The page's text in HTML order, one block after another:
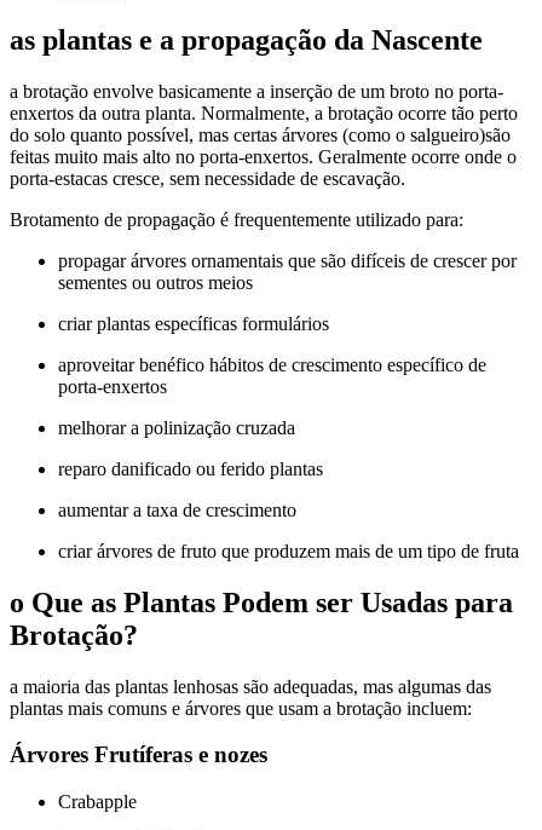
as plantas e a propagação da Nascente
a brotação envolve basicamente a inserção de um broto no porta-
enxertos da outra planta. Normalmente, a brotação ocorre tão perto
do solo quanto possível, mas certas árvores (como o salgueiro)são
feitas muito mais alto no porta-enxertos. Geralmente ocorre onde o
porta-estacas cresce, sem necessidade de escavação.
Brotamento de propagação é frequentemente utilizado para:
propagar árvores ornamentais que são difíceis de crescer por
sementes ou outros meios
criar plantas específicas formulários
aproveitar benéfico hábitos de crescimento específico de
porta-enxertos
melhorar a polinização cruzada
reparo danificado ou ferido plantas
aumentar a taxa de crescimento
criar árvores de fruto que produzem mais de um tipo de fruta
o Que as Plantas Podem ser Usadas para
Brotação?
a maioria das plantas lenhosas são adequadas, mas algumas das
plantas mais comuns e árvores que usam a brotação incluem:
Árvores Frutíferas e nozes
Crabapple